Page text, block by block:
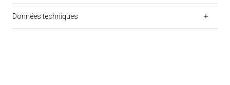
Données techniques